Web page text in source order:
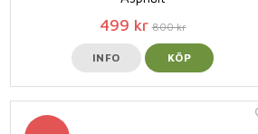
499 kr 800 kr
INFO KÖP